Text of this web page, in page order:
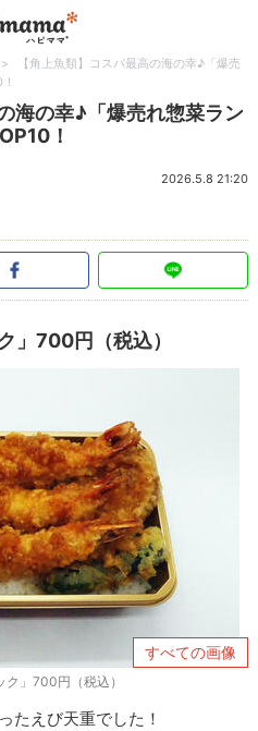
>
【角上魚類】コスパ最高の海の幸♪「爆売
海の幸♪「爆売れ惣菜ラン
！
2026.5.8 21:20
」700円（税込）
すべての画像
ク」700円（税込）
たえび天重でした！